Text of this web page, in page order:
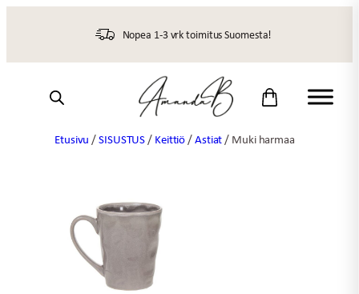
Nopea 1-3 vrk toimitus Suomesta!
Etusivu /SISUSTUS/ Keittiö/Astiat/ Muki harmaa